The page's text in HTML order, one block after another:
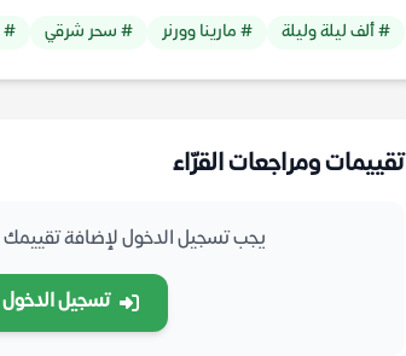
# ألف ليلة وليلة # مارينا وورنر # سحر شرقي #
تقييمات ومراجعات القرّاء
يجب تسجيل الدخول لإضافة
تسجيل الدخول